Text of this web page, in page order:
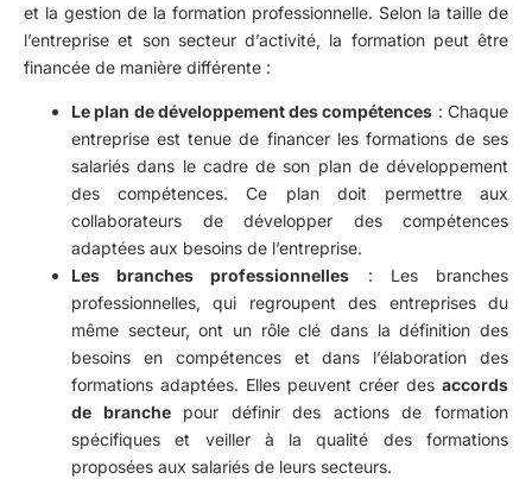
et la gestion de la formation professionnelle. Selon la taille de
l’entreprise et son secteur d’activité, la formation peut être
financée de manière différente :
Le plan de développement des compétences : Chaque
entreprise est tenue de financer les formations de ses
salariés dans le cadre de son plan de développement
des compétences. Ce plan doit permettre aux
collaborateurs de développer des compétences
adaptées aux besoins de l’entreprise.
Les branches professionnelles : Les branches
professionnelles, qui regroupent des entreprises du
même secteur, ont un rôle clé dans la définition des
besoins en compétences et dans l’élaboration des
formations adaptées. Elles peuvent créer des accords
de branchepour définir des actions de formation
spécifiques et veiller à la qualité des formations
proposées aux salariés de leurs secteurs.